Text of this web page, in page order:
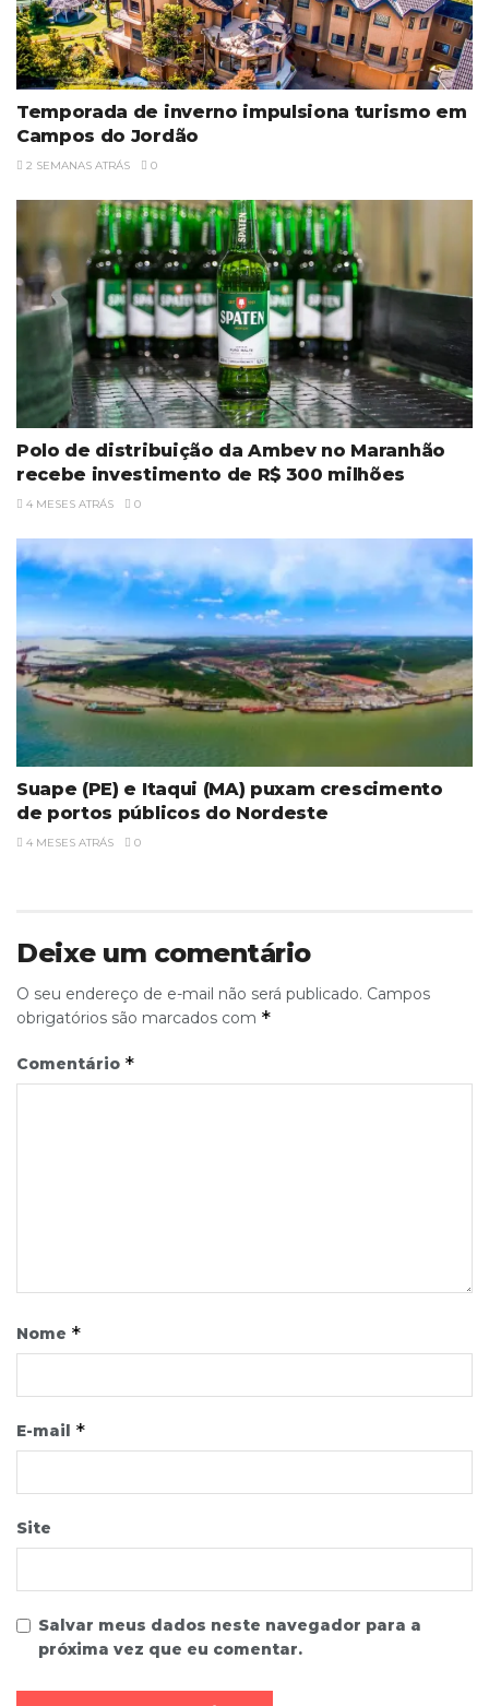
Temporada de inverno impulsiona turismo em
Campos do Jordão
2 SEMANAS ATRÁS 0
Polo de distribuição da Ambev no Maranhão
recebe investimento de R$ 300 milhões
4 MESES ATRÁS 0
Suape (PE) e Itaqui (MA) puxam crescimento
de portos públicos do Nordeste
4 MESES ATRÁS 0
Deixe um comentário
O seu endereço de e-mail não será publicado. Campos
obrigatórios são marcados com *
Comentário *
Nome *
E-mail *
Site
Salvar meus dados neste navegador para a
próxima vez que eu comentar.